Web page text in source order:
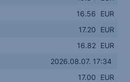
16.56
EUR
17.20
EUR
16.82 EUR
2026.08.07. 17:34
17.00
EUR